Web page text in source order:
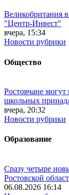
Великобритания
"Центр-Инвест"
вчера, 15:34
Новости рубрики
Общество
Ростовчане могут
школьных
вчера, 20:32
Новости рубрики
Образование
Сразу четыре
Ростовской
06.08.2026 16:14